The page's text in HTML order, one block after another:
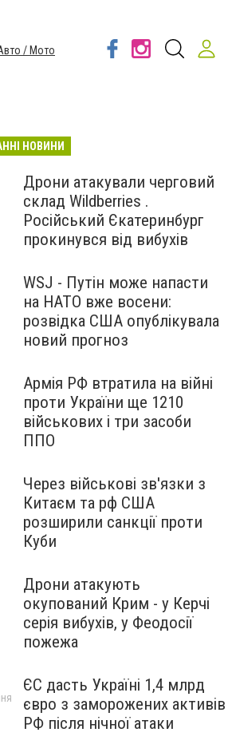
/ Мото
НОВИНИ
Дрони атакували черговий
склад Wildberries .
Російський Єкатеринбург
прокинувся від вибухів
WSJ - Путін може напасти
на НАТО вже восени:
розвідка США опублікувала
новий прогноз
Армія РФ втратила на війні
проти України ще 1210
військових і три засоби
ППО
Через військові зв'язки з
Китаєм та рф США
розширили санкції проти
Куби
Дрони атакують
окупований Крим - у Керчі
серія вибухів, у Феодосії
пожежа
ЄС дасть Україні 1,4 млрд
євро з заморожених активів
РФ після нічної атаки